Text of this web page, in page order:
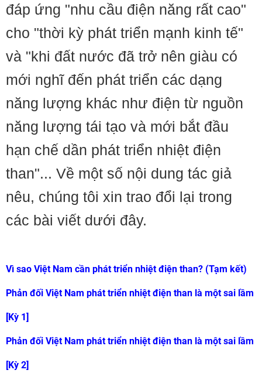
đáp ứng "nhu cầu điện năng rất cao"
cho "thời kỳ phát triển mạnh kinh tế"
và "khi đất nước đã trở nên giàu có
mới nghĩ đến phát triển các dạng
năng lượng khác như điện từ nguồn
năng lượng tái tạo và mới bắt đầu
hạn chế dần phát triển nhiệt điện
than"... Về một số nội dung tác giả
nêu, chúng tôi xin trao đổi lại trong
các bài viết dưới đây.
Vì sao Việt Nam cần phát triển nhiệt điện than? (Tạm kết)
Phản đối Việt Nam phát triển nhiệt điện than là một sai lầm
[Kỳ 1]
Phản đối Việt Nam phát triển nhiệt điện than là một sai lầm
[Kỳ 2]